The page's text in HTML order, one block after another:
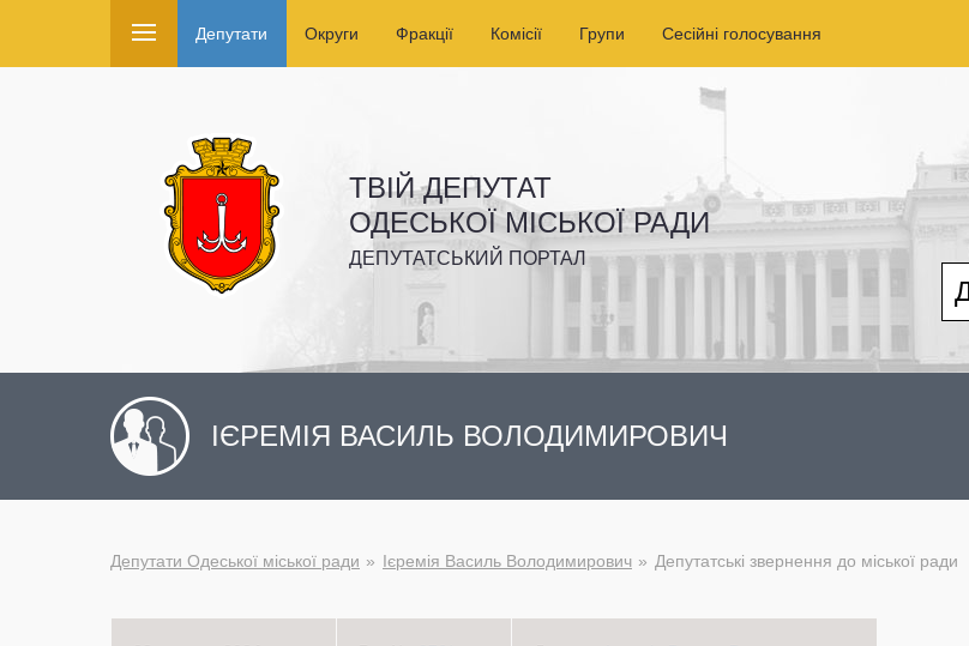
Депутати Округи Фракції Комісії Групи Сесійні голосування
ТВІЙ ДЕПУТАТ
ОДЕСЬКОЇ МІСЬКОЇ РАДИ
ДЕПУТАТСЬКИЙ ПОРТАЛ
ІЄРЕМІЯ ВАСИЛЬ ВОЛОДИМИРОВИЧ
Депутати Одеської міської ради Ієремія Василь Володимирович Депутатські звернення до міської ради